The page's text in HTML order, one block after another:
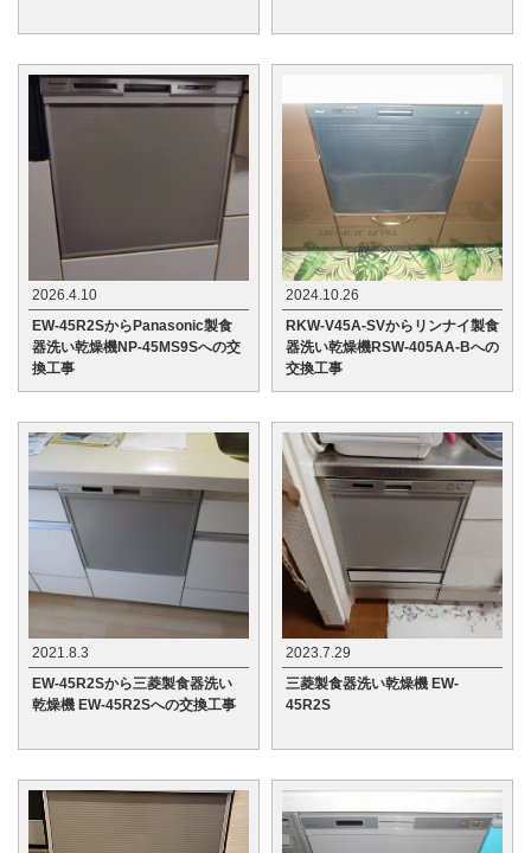
2026.4.10
EW-45R2SからPanasonic製食
器洗い乾燥機NP-45MS9Sへの交
換工事
2024.10.26
RKW-V45A-SVからリンナイ製食
器洗い乾燥機RSW-405AA-Bへの
交換工事
2021.8.3
EW-45R2Sから三菱製食器洗い
乾燥機 EW-45R2Sへの交換工事
2023.7.29
三菱製食器洗い乾燥機 EW-
45R2S